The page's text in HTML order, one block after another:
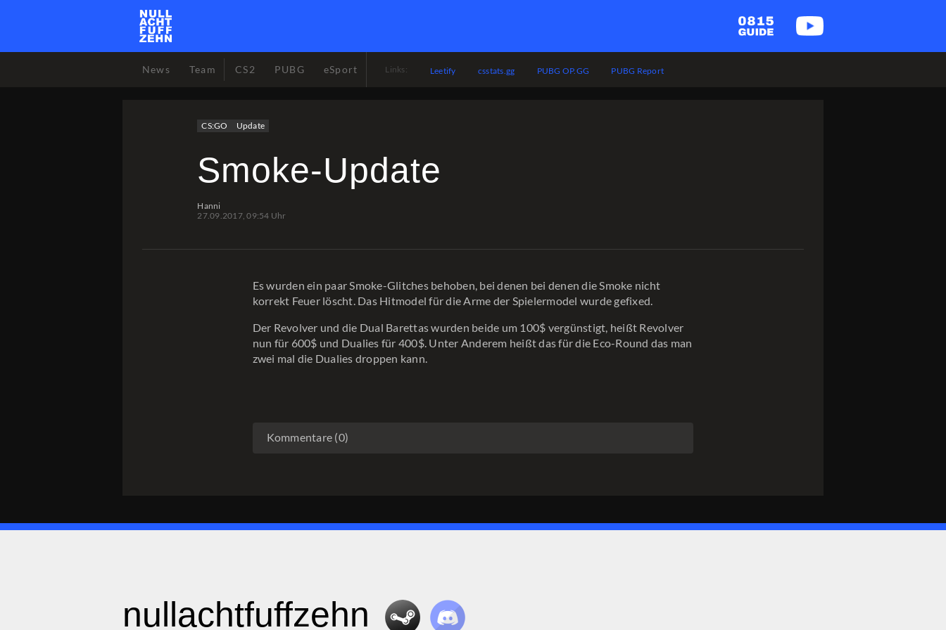
News Team CS2 PUBG eSport Links: Leetify csstats.gg PUBG OP.GG PUBG Report
CS:GO Update
Smoke-Update
Hanni
27.09.2017, 09:54 Uhr
Es wurden ein paar Smoke-Glitches behoben, bei denen bei denen die Smoke nicht
korrekt Feuer löscht. Das Hitmodel für die Arme der Spielermodel wurde gefixed.
Der Revolver und die Dual Barettas wurden beide um 100$ vergünstigt, heißt Revolver
nun für 600$ und Dualies für 400$. Unter Anderem heißt das für die Eco-Round das man
zwei mal die Dualies droppen kann.
Kommentare (0)
nullachtfuffzehn